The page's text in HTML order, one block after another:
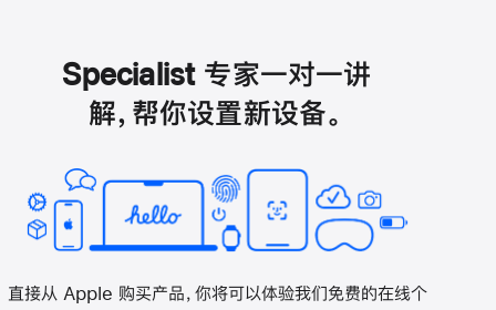
Specialist 专家一对一讲
解，帮你设置新设备。
直接从 Apple 购买产品，你将可以体验我们免费的在线个